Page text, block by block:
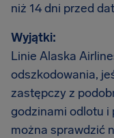
niż 14 dni przed
Wyjątki:
Linie Alaska
odszkodowania,
zastępczy z
godzinami odlotu i
można sprawdzić